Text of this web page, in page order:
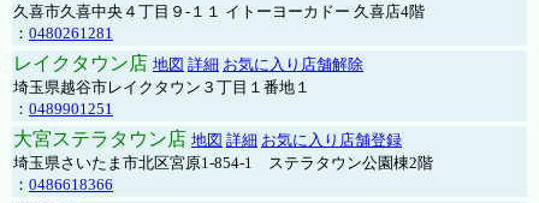
久喜市久喜中央４丁目９-１１ イトーヨーカドー 久喜店4階
： 0480261281
レイクタウン店 地図 詳細 お気に入り店舗解除
埼玉県越谷市レイクタウン３丁目１番地１
： 0489901251
大宮ステラタウン店 地図 詳細 お気に入り店舗登録
埼玉県さいたま市北区宮原1-854-1 ステラタウン公園棟2階
： 0486618366